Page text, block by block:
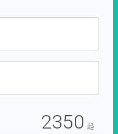
2350 起